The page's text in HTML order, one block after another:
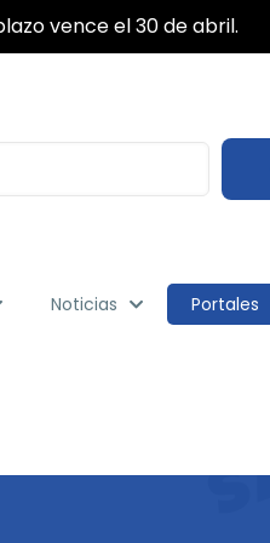
vence el 30 de abril.
Noticias Portales